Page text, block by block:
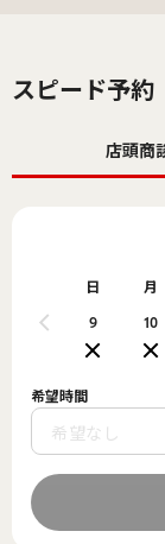
スピード予約
店頭商
日
9
月
10
希望時間